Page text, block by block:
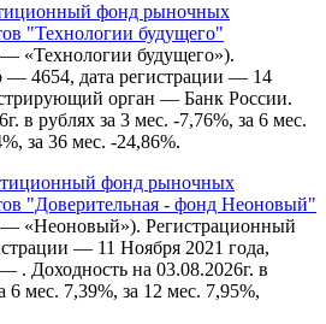
фонд рыночных
"Технологии будущего"
«Технологии будущего»).
— 4654, дата регистрации — 14
орган — Банк России.
в рублях за 3 мес. -7,76%, за 6 мес.
за 36 мес. -24,86%.
фонд рыночных
"Доверительная - фонд Неоновый"
— «Неоновый»). Регистрационный
— 11 Ноября 2021 года,
. Доходность на 03.08.2026г. в
6 мес. 7,39%, за 12 мес. 7,95%,